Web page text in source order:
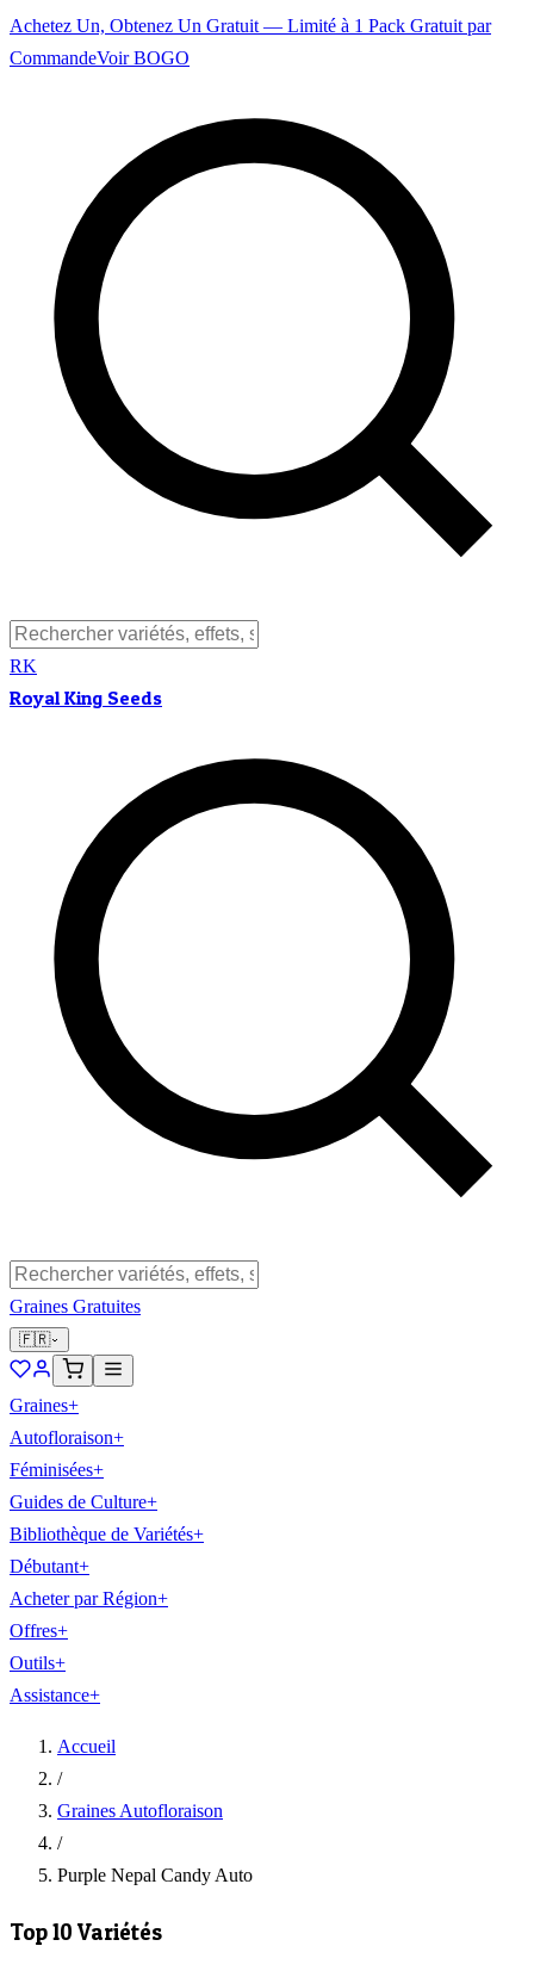
Achetez Un, Obtenez Un Gratuit — Limité à 1 Pack Gratuit par
CommandeVoir BOGO
RK
Royal King Seeds
Graines Gratuites
🇫🇷
Graines+
Autofloraison+
Féminisées+
Guides de Culture+
Bibliothèque de Variétés+
Débutant+
Acheter par Région+
Offres+
Outils+
Assistance+
Accueil
/
Graines Autofloraison
/
Purple Nepal Candy Auto
Top 10 Variétés